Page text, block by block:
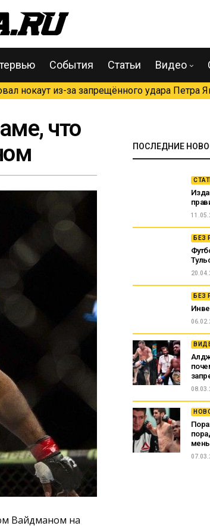
События Статьи Видео
нокаут из-за запрещённого удара Петра
что
Вайдманом на
ПОСЛЕДНИЕ
БЕЗ
БЕЗ